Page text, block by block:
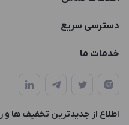
021-88846810-1
طبقه3
دسترسی سریع
حساب کاربری
لیست محصولات
درباره ما
خدمات ما
چاپ و حکاکی
اطلاع از جدیدترین تخفیف ها و